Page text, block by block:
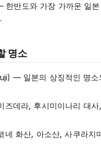
한반도와 가장 가까운 일
명소
— 일본의 상징적인 명소
즈데라, 후시미이나리 대사,
네 화산, 아소산, 사쿠라지